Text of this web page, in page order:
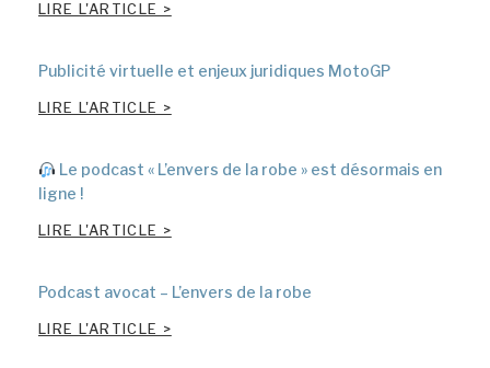
LIRE L'ARTICLE >
Publicité virtuelle et enjeux juridiques MotoGP
LIRE L'ARTICLE >
Le podcast « L’envers de la robe » est désormais en
ligne !
LIRE L'ARTICLE >
Podcast avocat – L’envers de la robe
LIRE L'ARTICLE >